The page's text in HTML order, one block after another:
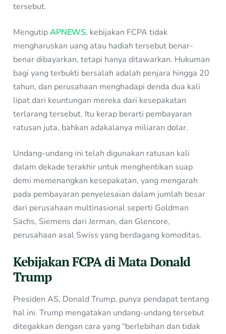
tersebut.
MengutipAPNEWS, kebijakan FCPA tidak
mengharuskan uang atau hadiah tersebut benar-
benar dibayarkan, tetapi hanya ditawarkan. Hukuman
bagi yang terbukti bersalah adalah penjara hingga 20
tahun, dan perusahaan menghadapi denda dua kali
lipat dari keuntungan mereka dari kesepakatan
terlarang tersebut. Itu kerap berarti pembayaran
ratusan juta, bahkan adakalanya miliaran dolar.
Undang-undang ini telah digunakan ratusan kali
dalam dekade terakhir untuk menghentikan suap
demi memenangkan kesepakatan, yang mengarah
pada pembayaran penyelesaian dalam jumlah besar
dari perusahaan multinasional seperti Goldman
Sachs, Siemens dari Jerman, dan Glencore,
perusahaan asal Swiss yang berdagang komoditas.
Kebijakan FCPA di Mata Donald
Trump
Presiden AS, Donald Trump, punya pendapat tentang
hal ini. Trump mengatakan undang-undang tersebut
ditegakkan dengan cara yang “berlebihan dan tidak